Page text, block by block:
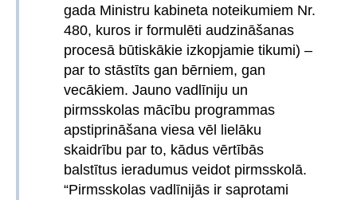
gada Ministru kabineta noteikumiem Nr.
480, kuros ir formulēti audzināšanas
procesā būtiskākie izkopjamie tikumi) –
par to stāstīts gan bērniem, gan
vecākiem. Jauno vadlīniju un
pirmsskolas mācību programmas
apstiprināšana viesa vēl lielāku
skaidrību par to, kādus vērtībās
balstītus ieradumus veidot pirmsskolā.
“Pirmsskolas vadlīnijās ir saprotami